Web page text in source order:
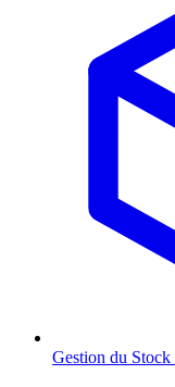
Gestion du Stock